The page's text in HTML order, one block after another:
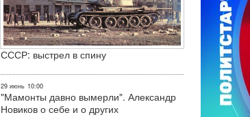
СССР: выстрел в спину
29 июнь 10:00
"Мамонты давно вымерли". Александр
Новиков о себе и о других